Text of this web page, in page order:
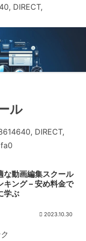
DIRECT,
ル
DIRECT,
な動画編集スクール
キング – 安め料金で
学ぶ
2023.10.30